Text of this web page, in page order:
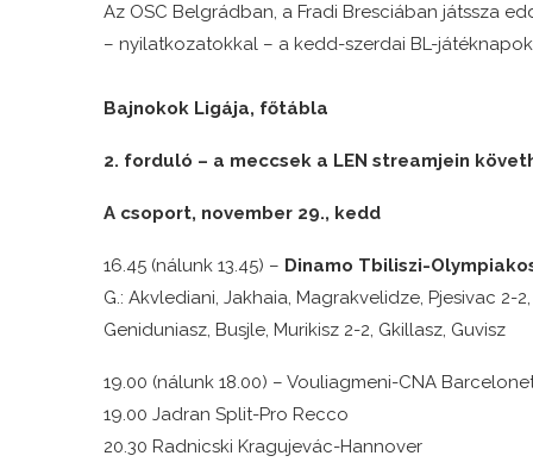
Az OSC Belgrádban, a Fradi Bresciában játssza
– nyilatkozatokkal – a kedd-szerdai BL-
Bajnokok Ligája, főtábla
2. forduló – a meccsek a LEN streamjein
A csoport, november 29., kedd
16.45 (nálunk 13.45) – Dinamo Tbiliszi-
G.: Akvlediani, Jakhaia, Magrakvelidze, Pjesivac 2-
Geniduniasz, Busjle, Murikisz 2-2, Gkillasz, Guvisz
19.00 (nálunk 18.00) – Vouliagmeni-CNA
19.00 Jadran Split-Pro Recco
20.30 Radnicski Kragujevác-Hannover